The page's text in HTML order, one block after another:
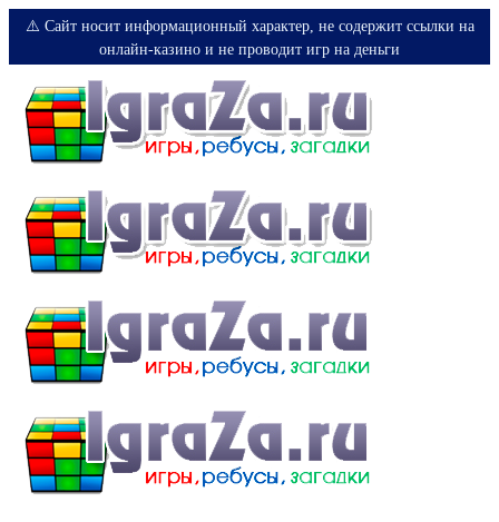
⚠️ Сайт носит информационный характер, не содержит ссылки на
онлайн-казино и не проводит игр на деньги